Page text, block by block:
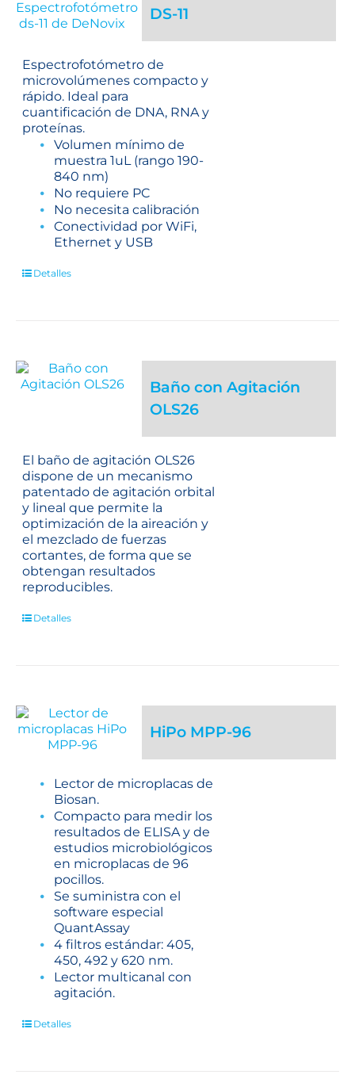
DS-11
Espectrofotómetro de
microvolúmenes compacto y
rápido. Ideal para
cuantificación de DNA, RNA y
proteínas.
Volumen mínimo de
muestra 1uL (rango 190-
840 nm)
No requiere PC
No necesita calibración
Conectividad por WiFi,
Ethernet y USB
Detalles
Baño con Agitación
OLS26
El baño de agitación OLS26
dispone de un mecanismo
patentado de agitación orbital
y lineal que permite la
optimización de la aireación y
el mezclado de fuerzas
cortantes, de forma que se
obtengan resultados
reproducibles.
Detalles
HiPo MPP-96
Lector de microplacas de
Biosan.
Compacto para medir los
resultados de ELISA y de
estudios microbiológicos
en microplacas de 96
pocillos.
Se suministra con el
software especial
QuantAssay
4 filtros estándar: 405,
450, 492 y 620 nm.
Lector multicanal con
agitación.
Detalles